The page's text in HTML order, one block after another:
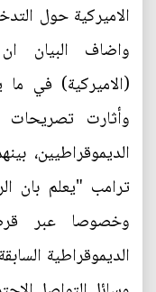
الاميركية حول
واضاف البيان
(الاميركية) في
وأثارت
الديموقراطيين،
ترامب "يعلم بان
وخصوصا عبر
الديموقراطية